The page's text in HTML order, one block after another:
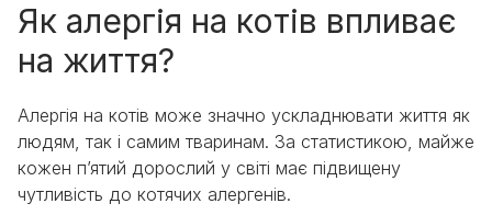
Як алергія на котів впливає
на життя?
Алергія на котів може значно ускладнювати життя як
людям, так і самим тваринам. За статистикою, майже
кожен п’ятий дорослий у світі має підвищену
чутливість до котячих алергенів.